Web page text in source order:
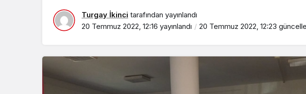
Turgay İkinci tarafından yayınlandı
20 Temmuz 2022, 12:16 yayınlandı 20 Temmuz 2022, 12:23